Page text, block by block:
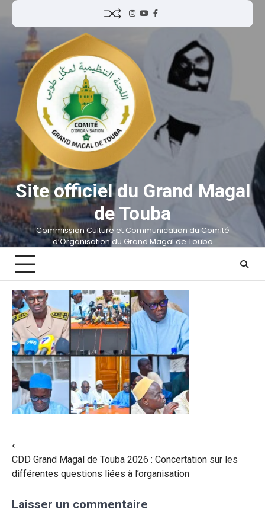
Site officiel du Grand Magal
de Touba
Commission Culture et Communication du Comité
d’Organisation du Grand Magal de Touba
⟵
CDD Grand Magal de Touba 2026 : Concertation sur les
différentes questions liées à l’organisation
Laisser un commentaire